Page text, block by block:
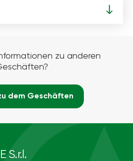
zu anderen
dem Geschäften
S.r.l.